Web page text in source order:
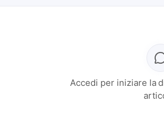
Accedi per iniziare la